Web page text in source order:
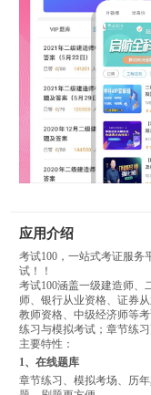
应用介绍
考试100，一站式考证服务
试！！
考试100涵盖一级建造师、
师、银行从业资格、证券
教师资格、中级经济师等
练习与模拟考试；章节练
主要特性：
1、在线题库
章节练习、模拟考场、历